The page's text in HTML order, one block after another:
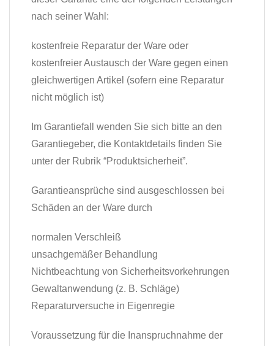
nach seiner Wahl:
kostenfreie Reparatur der Ware oder
kostenfreier Austausch der Ware gegen einen
gleichwertigen Artikel (sofern eine Reparatur
nicht möglich ist)
Im Garantiefall wenden Sie sich bitte an den
Garantiegeber, die Kontaktdetails finden Sie
unter der Rubrik “Produktsicherheit”.
Garantieansprüche sind ausgeschlossen bei
Schäden an der Ware durch
normalen Verschleiß
unsachgemäßer Behandlung
Nichtbeachtung von Sicherheitsvorkehrungen
Gewaltanwendung (z. B. Schläge)
Reparaturversuche in Eigenregie
Voraussetzung für die Inanspruchnahme der